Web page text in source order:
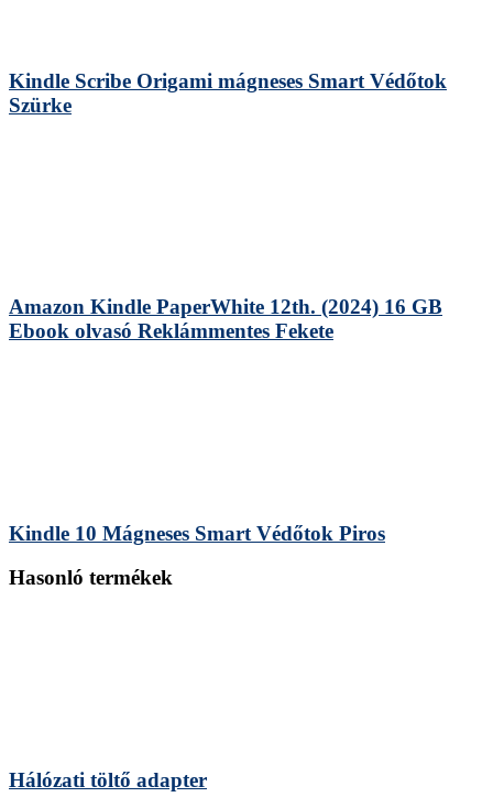
Kindle Scribe Origami mágneses Smart Védőtok
Szürke
Amazon Kindle PaperWhite 12th. (2024) 16 GB
Ebook olvasó Reklámmentes Fekete
Kindle 10 Mágneses Smart Védőtok Piros
Hasonló termékek
Hálózati töltő adapter